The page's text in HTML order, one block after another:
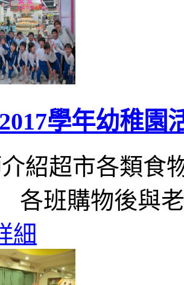
學年幼稚園
紹超市各類食
班購物後與
細